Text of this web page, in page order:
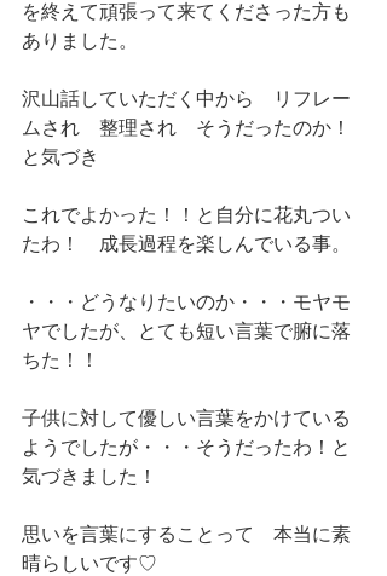
を終えて頑張って来てくださった方も
ありました。
沢山話していただく中から　リフレー
ムされ　整理され　そうだったのか！
と気づき
これでよかった！！と自分に花丸つい
たわ！　成長過程を楽しんでいる事。
・・・どうなりたいのか・・・モヤモ
ヤでしたが、とても短い言葉で腑に落
ちた！！
子供に対して優しい言葉をかけている
ようでしたが・・・そうだったわ！と
気づきました！
思いを言葉にすることって　本当に素
晴らしいです♡